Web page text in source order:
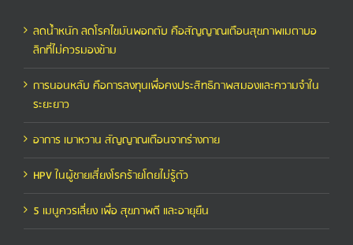
ลดน้ำหนัก ลดโรคไขมันพอกตับ คือสัญญาณเตือนสุขภาพเมตาบอ
ลิกที่ไม่ควรมองข้าม
การนอนหลับ คือการลงทุนเพื่อคงประสิทธิภาพสมองและความจำใน
ระยะยาว
อาการ เบาหวาน สัญญาณเตือนจากร่างกาย
HPV ในผู้ชายเสี่ยงโรคร้ายโดยไม่รู้ตัว
5 เมนูควรเลี่ยง เพื่อ สุขภาพดี และอายุยืน